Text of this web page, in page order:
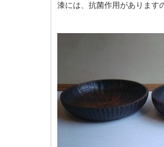
漆には、抗菌作用があります